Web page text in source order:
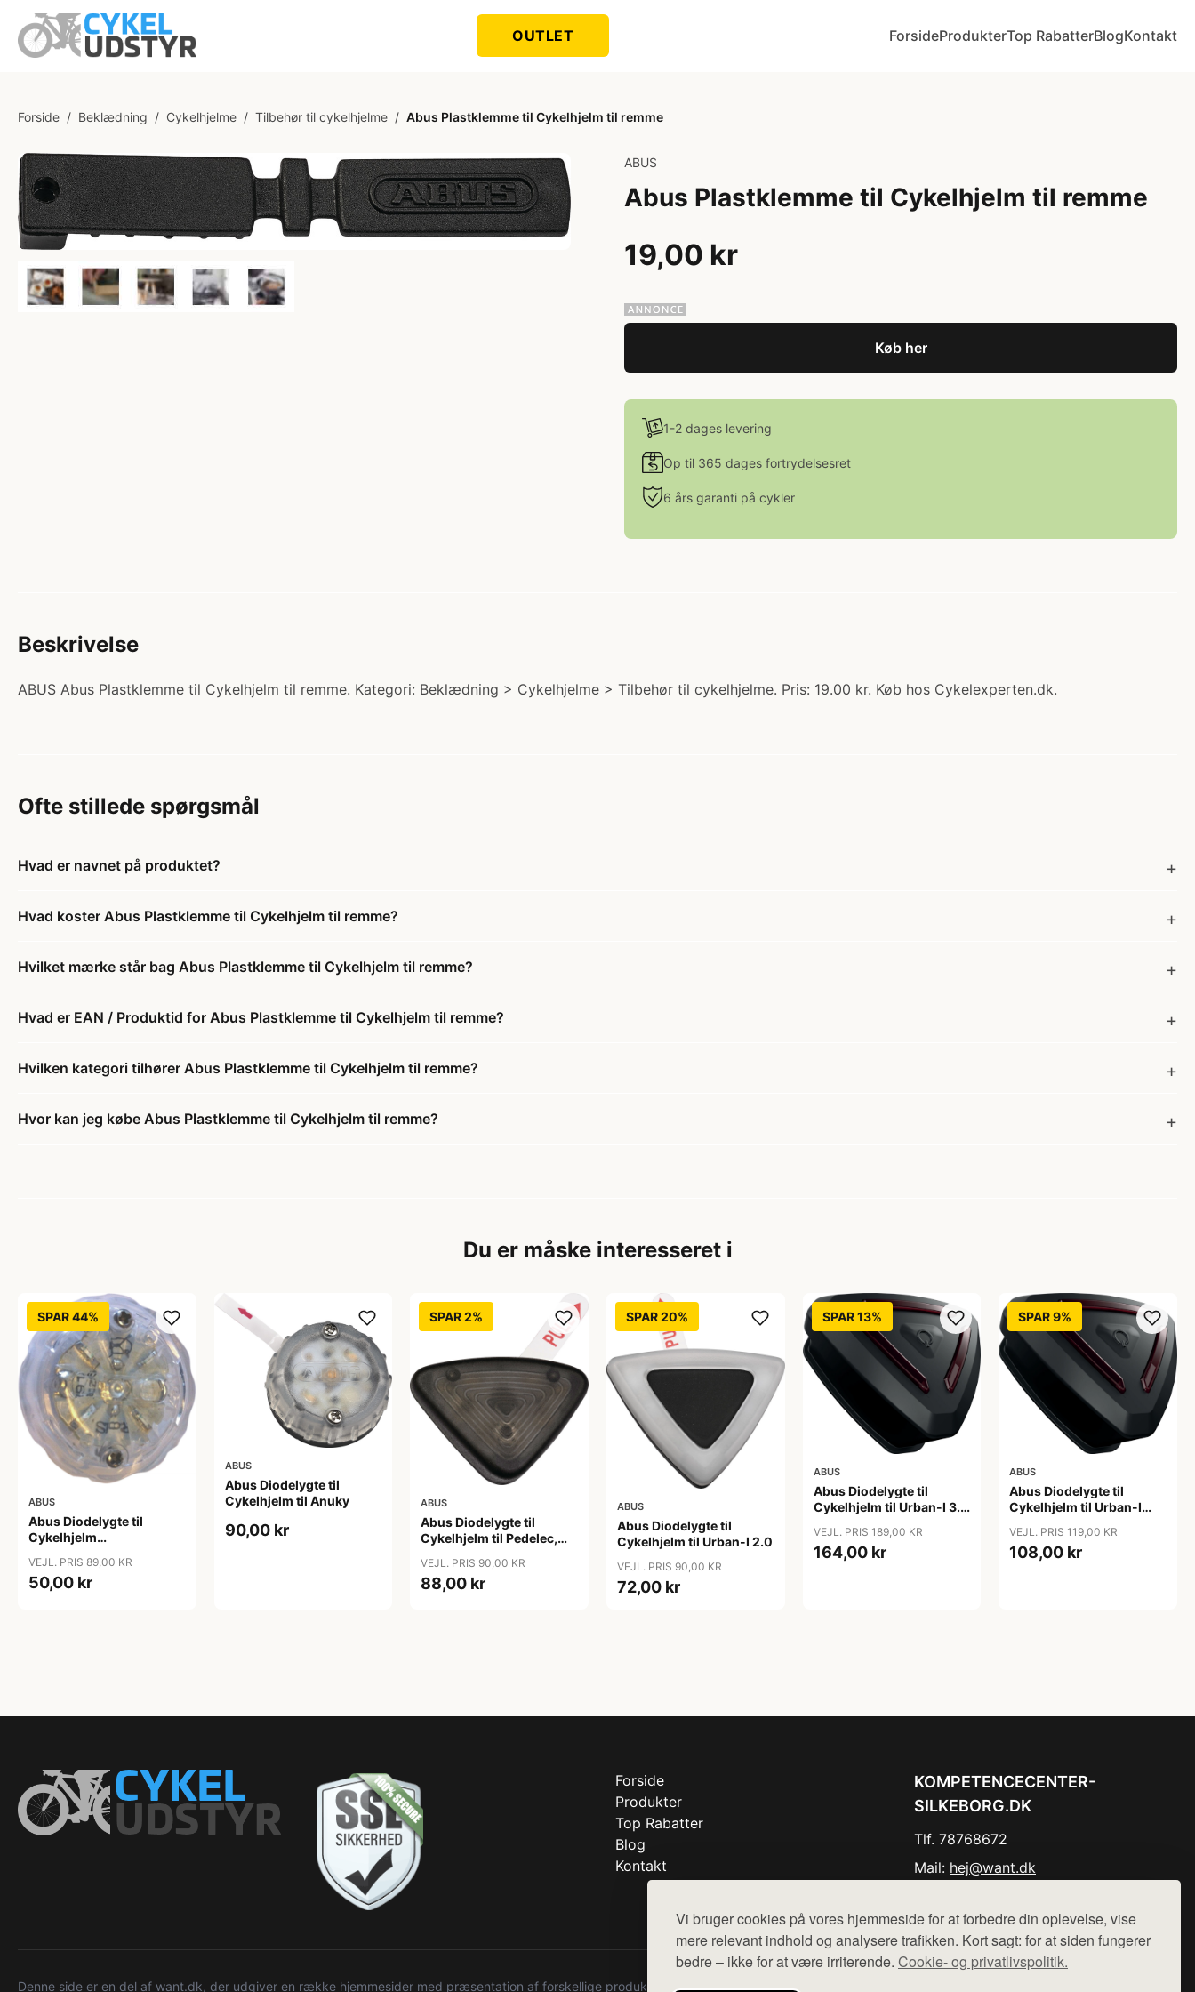
Vi bruger cookies på vores hjemmeside for at forbedre din oplevelse, vise
mere relevant indhold og analysere trafikken. Kort sagt: for at siden fungerer
bedre – ikke for at være irriterende. Cookie- og privatlivspolitik.
OUTLET ForsideProdukterTop RabatterBlogKontakt
Forside / Beklædning / Cykelhjelme / Tilbehør til cykelhjelme / Abus Plastklemme til Cykelhjelm til remme
ABUS
Abus Plastklemme til Cykelhjelm til remme
19,00 kr
Køb her
1-2 dages levering
Op til 365 dages fortrydelsesret
6 års garanti på cykler
Beskrivelse
ABUS Abus Plastklemme til Cykelhjelm til remme. Kategori: Beklædning > Cykelhjelme > Tilbehør til cykelhjelme. Pris: 19.00 kr. Køb hos Cykelexperten.dk.
Ofte stillede spørgsmål
Hvad er navnet på produktet?
Hvad koster Abus Plastklemme til Cykelhjelm til remme?
Hvilket mærke står bag Abus Plastklemme til Cykelhjelm til remme?
Hvad er EAN / Produktid for Abus Plastklemme til Cykelhjelm til remme?
Hvilken kategori tilhører Abus Plastklemme til Cykelhjelm til remme?
Hvor kan jeg købe Abus Plastklemme til Cykelhjelm til remme?
Du er måske interesseret i
SPAR 44%
ABUS
Abus Diodelygte til
Cykelhjelm
VEJL. PRIS 89,00 KR
50,00 kr
ABUS
Abus Diodelygte til
Cykelhjelm til Anuky
90,00 kr
SPAR 2%
ABUS
Abus Diodelygte til
Cykelhjelm til Pedelec,
VEJL. PRIS 90,00 KR
88,00 kr
SPAR 20%
ABUS
Abus Diodelygte til
Cykelhjelm til Urban-I 2.0
VEJL. PRIS 90,00 KR
72,00 kr
SPAR 13%
ABUS
Abus Diodelygte til
Cykelhjelm til Urban-I 3.0
VEJL. PRIS 189,00 KR
164,00 kr
SPAR 9%
ABUS
Abus Diodelygte til
Cykelhjelm til Urban-I
VEJL. PRIS 119,00 KR
108,00 kr
Forside
Produkter
Top Rabatter
Blog
Kontakt
KOMPETENCECENTER-
SILKEBORG.DK
Tlf. 78768672
Mail: hej@want.dk
Denne side er en del af want.dk, der udgiver en række hjemmesider med præsentation af forskellige produkter fra diverse webshops. Der sælges ikke varer fra denne side - vi henviser til de shops,